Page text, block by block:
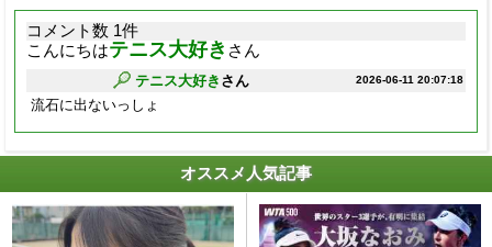
コメント数 1件
こんにちはテニス大好き さん
2026-06-11 20:07:18
テニス大好き さん
流石に出ないっしょ
オススメ人気記事